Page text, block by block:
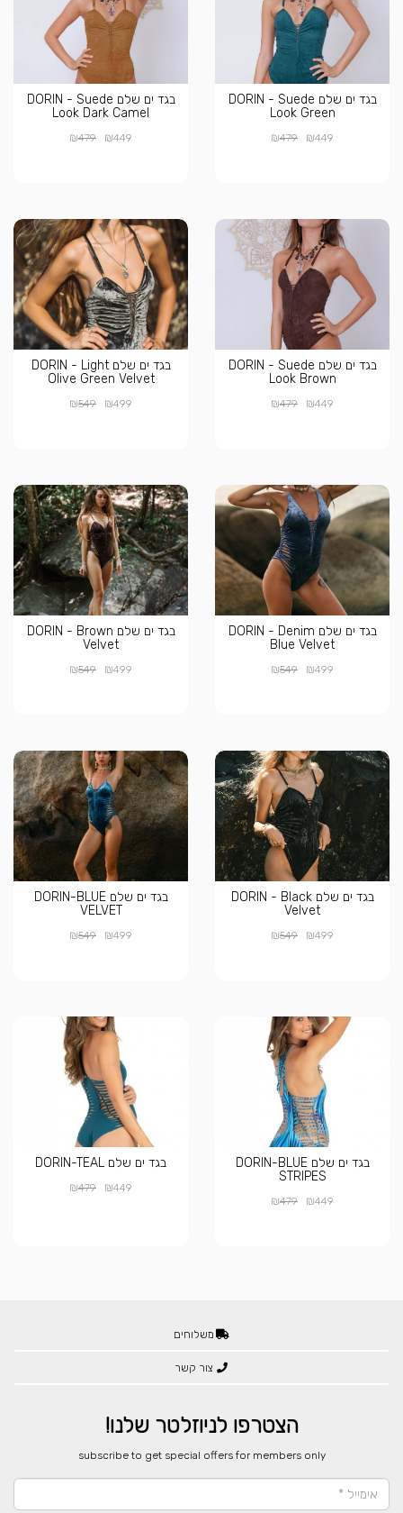
בגד ים שלם DORIN - Suede
Look Green
₪449
₪479
בגד ים שלם DORIN - Suede
Look Dark Camel
₪449
₪479
בגד ים שלם DORIN - Suede
Look Brown
₪449
₪479
בגד ים שלם DORIN - Light
Olive Green Velvet
₪499
₪549
בגד ים שלם DORIN - Denim
Blue Velvet
₪499
₪549
בגד ים שלם DORIN - Brown
Velvet
₪499
₪549
בגד ים שלם DORIN - Black
Velvet
₪499
₪549
בגד ים שלם DORIN-BLUE
VELVET
₪499
₪549
בגד ים שלם DORIN-BLUE
STRIPES
₪449
₪479
בגד ים שלם DORIN-TEAL
₪449
₪479
משלוחים
צור קשר
הצטרפו לניוזלטר שלנו!
​subscribe to get special offers for members only